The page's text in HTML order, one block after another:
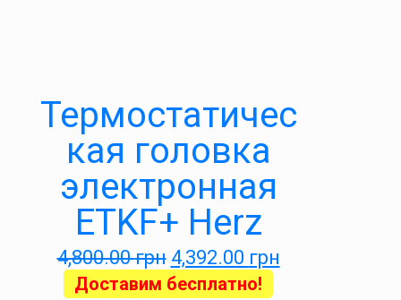
Термостатичес
кая головка
электронная
ETKF+ Herz
4,800.00грн 4,392.00 грн
Доставим бесплатно!